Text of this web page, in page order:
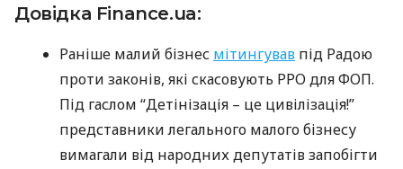
Довідка Finance.ua:
Раніше малий бізнес мітингував під Радою
проти законів, які скасовують РРО дляФОП.
Під гаслом “Детінізація – це цивілізація!”
представники легального малого бізнесу
вимагали від народних депутатів запобігти